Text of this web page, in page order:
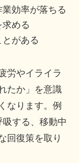
効率が落ちる
める
がある
労やイライラ
たか」を意識
なります。例
する、移動中
回復策を取り